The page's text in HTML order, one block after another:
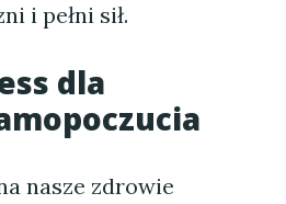
i pełni sił.
dla
nasze zdrowie